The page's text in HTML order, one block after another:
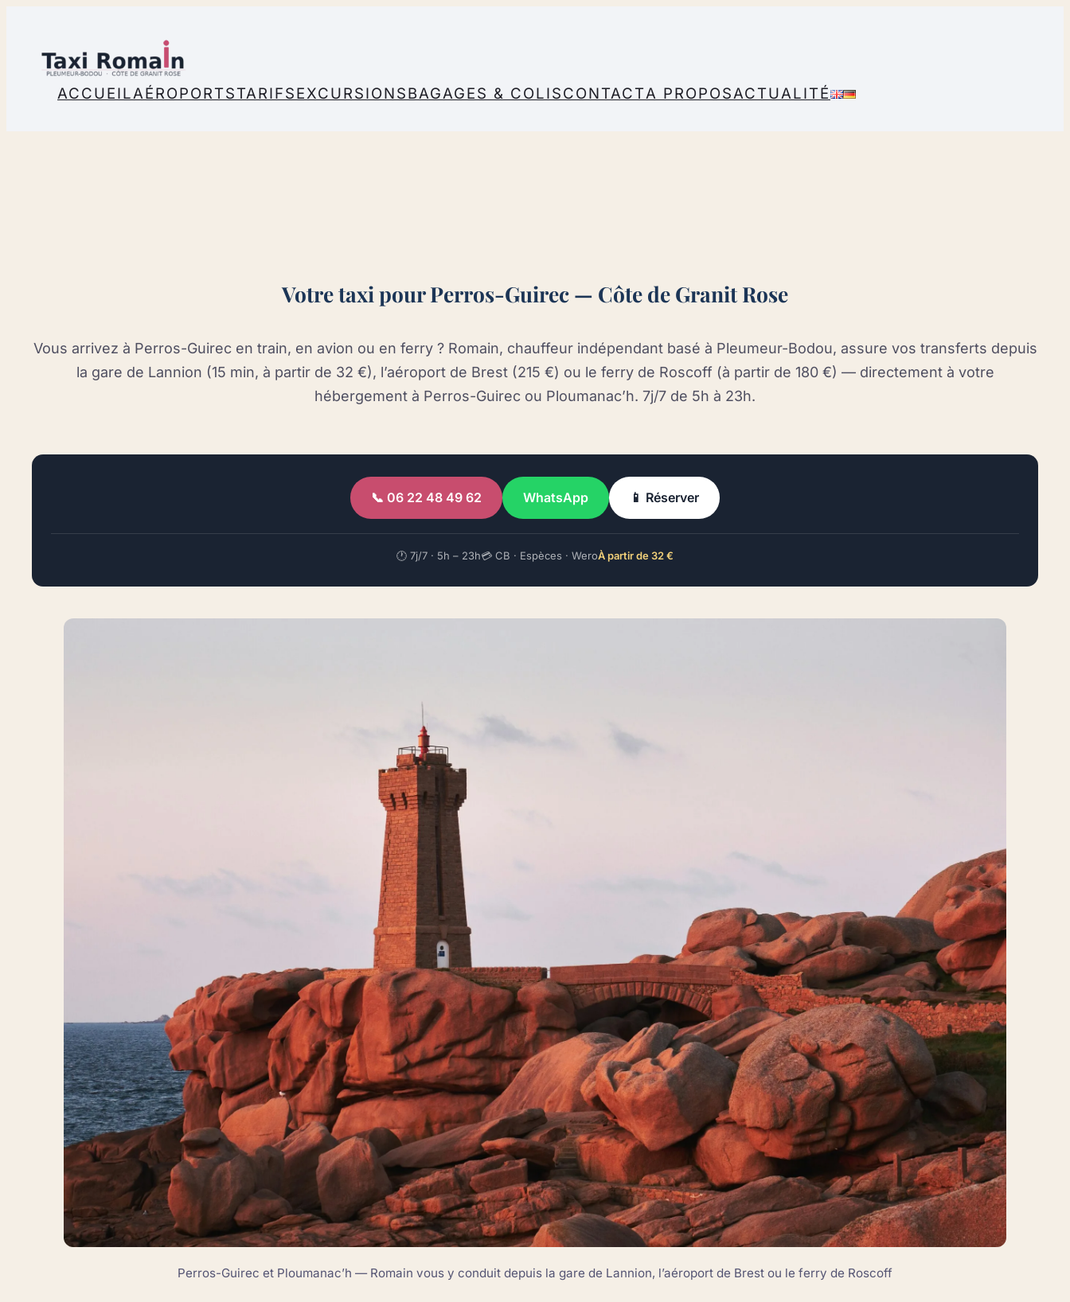
contenu
ACCUEILAÉROPORTSTARIFSEXCURSIONSBAGAGES & COLISCONTACTA PROPOSACTUALITÉ
Votre taxi pour Perros-Guirec — Côte de Granit Rose
Vous arrivez à Perros-Guirec en train, en avion ou en ferry ? Romain, chauffeur indépendant basé à Pleumeur-Bodou, assure vos transferts depuis
la gare de Lannion (15 min, à partir de 32 €), l’aéroport de Brest (215 €) ou le ferry de Roscoff (à partir de 180 €) — directement à votre
hébergement à Perros-Guirec ou Ploumanac’h. 7j/7 de 5h à 23h.
📞 06 22 48 49 62 WhatsApp 📱 Réserver
🕐 7j/7 · 5h – 23h💳 CB · Espèces · WeroÀ partir de 32 €
Perros-Guirec et Ploumanac’h — Romain vous y conduit depuis la gare de Lannion, l’aéroport de Brest ou le ferry de Roscoff